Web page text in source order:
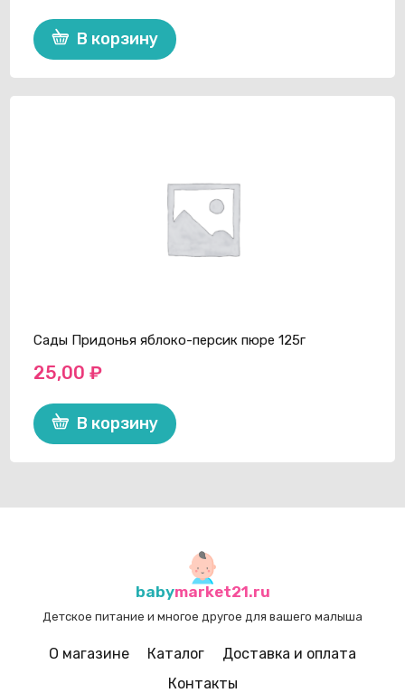
В корзину
Сады Придонья яблоко-персик пюре 125г
25,00₽
В корзину
babymarket21.ru
Детское питание и многое другое для вашего малыша
О магазине Каталог
Доставка и оплата
Контакты